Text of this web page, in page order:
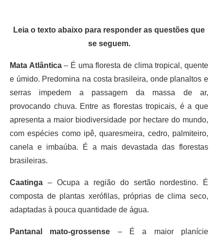
Leia o texto abaixo para responder as questões que
se seguem.
Mata Atlântica– É uma floresta de clima tropical, quente
e úmido. Predomina na costa brasileira, onde planaltos e
serras impedem a passagem da massa de ar,
provocando chuva. Entre as florestas tropicais, é a que
apresenta a maior biodiversidade por hectare do mundo,
com espécies como ipê, quaresmeira, cedro, palmiteiro,
canela e imbaúba. É a mais devastada das florestas
brasileiras.
Caatinga – Ocupa a região do sertão nordestino. É
composta de plantas xerófilas, próprias de clima seco,
adaptadas à pouca quantidade de água.
Pantanal mato-grossense – É a maior planície